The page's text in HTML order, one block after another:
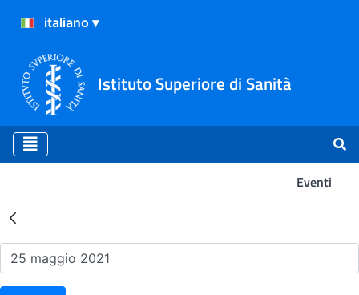
Istituto Superiore di Sanità
Eventi
Risultati della Ricerca -